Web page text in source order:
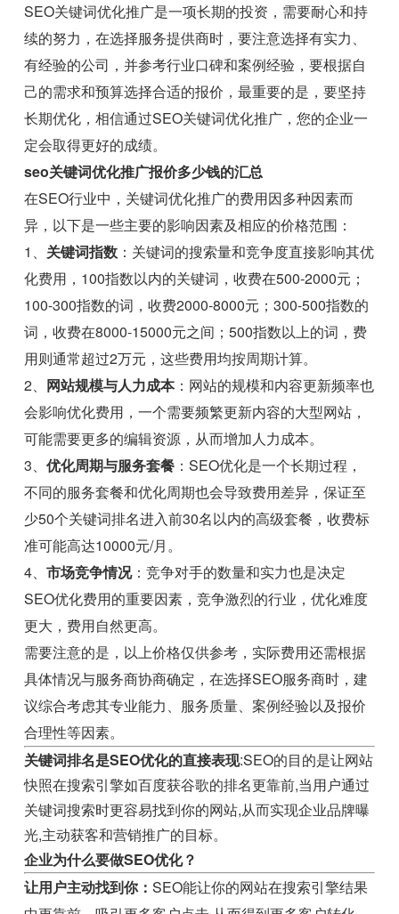
SEO关键词优化推广是一项长期的投资，需要耐心和持
续的努力，在选择服务提供商时，要注意选择有实力、
有经验的公司，并参考行业口碑和案例经验，要根据自
己的需求和预算选择合适的报价，最重要的是，要坚持
长期优化，相信通过SEO关键词优化推广，您的企业一
定会取得更好的成绩。
seo关键词优化推广报价多少钱的汇总
在SEO行业中，关键词优化推广的费用因多种因素而
异，以下是一些主要的影响因素及相应的价格范围：
1、 关键词指数 ：关键词的搜索量和竞争度直接影响其优
化费用，100指数以内的关键词，收费在500-2000元；
100-300指数的词，收费2000-8000元；300-500指数的
词，收费在8000-15000元之间；500指数以上的词，费
用则通常超过2万元，这些费用均按周期计算。
2、 网站规模与人力成本：网站的规模和内容更新频率也
会影响优化费用，一个需要频繁更新内容的大型网站，
可能需要更多的编辑资源，从而增加人力成本。
3、优化周期与服务套餐 ：SEO优化是一个长期过程，
不同的服务套餐和优化周期也会导致费用差异，保证至
少50个关键词排名进入前30名以内的高级套餐，收费标
准可能高达10000元/月。
4、市场竞争情况：竞争对手的数量和实力也是决定
SEO优化费用的重要因素，竞争激烈的行业，优化难度
更大，费用自然更高。
需要注意的是，以上价格仅供参考，实际费用还需根据
具体情况与服务商协商确定，在选择SEO服务商时，建
议综合考虑其专业能力、服务质量、案例经验以及报价
合理性等因素。
关键词排名是SEO优化的直接表现:SEO的目的是让网站
快照在搜索引擎如百度获谷歌的排名更靠前,当用户通过
关键词搜索时更容易找到你的网站,从而实现企业品牌曝
光,主动获客和营销推广的目标。
企业为什么要做SEO优化？
让用户主动找到你：SEO能让你的网站在搜索引擎结果